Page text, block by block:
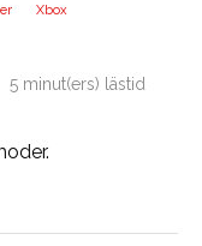
Xbox
5 minut(ers) lästid